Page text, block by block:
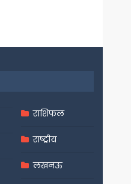
राशिफल
राष्ट्रीय
लखनऊ